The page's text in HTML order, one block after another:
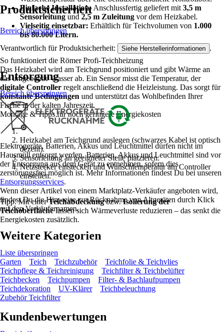
Einfache Installation:Anschlussfertig geliefert mit 3,5 m
Sensorleitung und 2,5 m Zuleitung vor dem Heizkabel.
Vielseitig einsetzbar: Erhältlich für Teichvolumen von 1.000
bis 80.000 Litern.
So funktioniert die Römer Profi-Teichheizung
Das Heizkabel wird am Teichgrund positioniert und gibt Wärme an
das umgebende Wasser ab. Ein Sensor misst die Temperatur, der
digitale Controller regelt anschließend die Heizleistung. Das sorgt für
konstante Bedingungen und unterstützt das Wohlbefinden Ihrer
Fische in der kalten Jahreszeit.
Montage & Tipps für noch geringere Energiekosten
Heizkabel am Teichgrund auslegen (schwarzes Kabel ist optisch
dezent).
Sensorleitung an geeigneter Stelle platzieren.
Netzstecker einstecken und Wunschtemperatur am Controller
einstellen.
Tipp: Mit einerTeichabdeckungbzw.Isolierung der
Teichoberflächelassen sich Wärmeverluste reduzieren – das senkt die
Energiekosten zusätzlich.
Produktsicherheit
Bereich überspringen
Verantwortlich für Produktsicherheit: Siehe Herstellerinformationen .
Entsorgung
Bereich überspringen
Elektrogeräte, Batterien, Akkus und Leuchtmittel dürfen nicht im
Hausmüll entsorgt werden. Batterien, Akkus und Leuchtmittel sind vor
der Entsorgung aus dem Gerät zu entnehmen, sofern dies
zerstörungsfrei möglich ist. Mehr Informationen findest Du bei unseren
Entsorgungsservices.
Wenn dieser Artikel von einem Marktplatz-Verkäufer angeboten wird,
findest Du die Hinweise zur Rücknahme von Altgeräten durch Klick
auf den Verkäufernamen.
Weitere Kategorien
Liste überspringen
Garten
Teich Teichzubehör
Teichfolie & Teichvlies
Teichpflege & Teichreinigung
Teichfilter & Teichbelüfter
Teichbecken
Teichpumpen
Filter- & Bachlaufpumpen
Teichdekoration
UV-Klärer
Teichbeleuchtung
Zubehör Teichfilter
Kundenbewertungen